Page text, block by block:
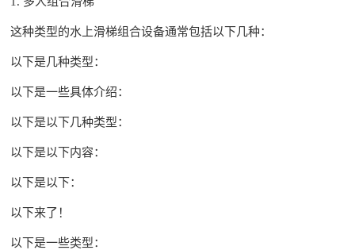
这种类型的水上滑梯组合设备通常包括以下几种：
以下是几种类型：
以下是一些具体介绍：
以下是以下几种类型：
以下是以下内容：
以下是以下：
以下来了！
以下是一些类型：